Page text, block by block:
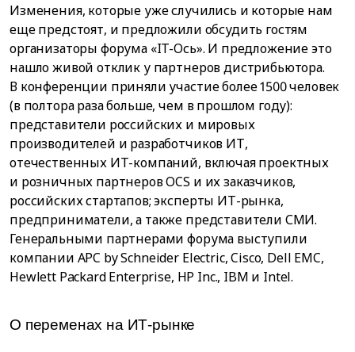
Изменения, которые уже случились и которые нам
еще предстоят, и предложили обсудить гостям
организаторы форума «IT-Ось». И предложение это
нашло живой отклик у партнеров дистрибьютора.
В конференции приняли участие более 1500 человек
(в полтора раза больше, чем в прошлом году):
представители российских и мировых
производителей и разработчиков ИТ,
отечественных ИТ-компаний, включая проектных
и розничных партнеров OCS и их заказчиков,
российских стартапов; эксперты ИТ-рынка,
предприниматели, а также представители СМИ.
Генеральными партнерами форума выступили
компании APC by Schneider Electric, Cisco, Dell EMC,
Hewlett Packard Enterprise, HP Inc., IBM и Intel.
О переменах на ИТ-рынке